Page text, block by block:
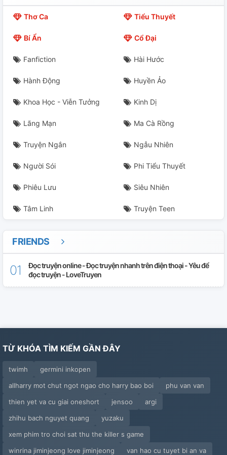
Thơ Ca Tiểu Thuyết
Bí Ẩn Cổ Đại
Fanfiction Hài Hước
Hành Động Huyền Ảo
Khoa Học - Viễn Tưởng Kinh Dị
Lãng Mạn Ma Cà Rồng
Truyện Ngắn Ngẫu Nhiên
Người Sói Phi Tiểu Thuyết
Phiêu Lưu Siêu Nhiên
Tâm Linh Truyện Teen
FRIENDS
Đọc truyện online - Đọc truyện nhanh trên điện thoại - Yêu để
đọc truyện - LoveTruyen
TỪ KHÓA TÌM KIẾM GẦN ĐÂY
twimh
germini inkopen
allharry mot chut ngot ngao cho harry bao boi
phu van van
thien yet va cu giai oneshort
jensoo
argi
zhihu bach nguyet quang
yuzaku
xem phim tro choi sat thu the killer s game
winrina jiminjeong love jiminjeong
van hao cu tuyet bi an va